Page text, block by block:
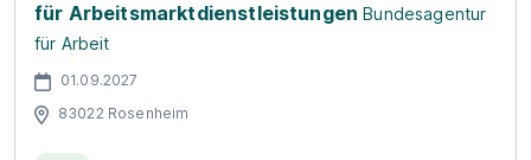
für Arbeitsmarktdienstleistungen Bundesagentur
für Arbeit
01.09.2027
83022 Rosenheim